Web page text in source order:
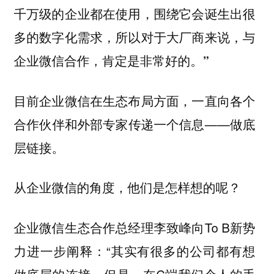
千万级的企业都在使用，围绕它会诞生出很
多的数字化需求，所以对于大厂商来说，与
企业微信合作，肯定是非常好的。”
目前企业微信在生态布局方面，一直向各个
合作伙伴和外部专家传递一个信息——做底
层链接。
从企业微信的角度，他们是怎样想的呢？
企业微信生态合作总经理李致峰向To B新势
力进一步阐释：“其实有很多的公司都有想